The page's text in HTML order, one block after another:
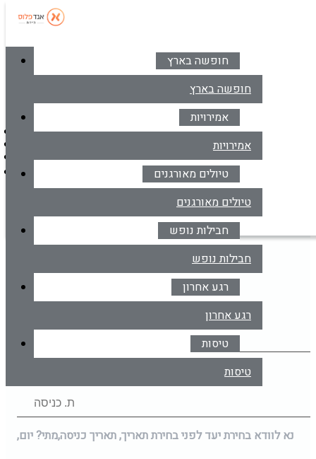
סניפים
דברו איתנו בווטסאפ
חופשה בארץ
חופשה בארץ
אמירויות
אמירויות
טיולים מאורגנים
טיולים מאורגנים
חבילות נופש
חבילות נופש
רגע אחרון
רגע אחרון
טיסות
טיסות
מלונות בישראל
חופשה ברשת מלונות דן
יעד / שם מלון
נא לוודא בחירת יעד לפני בחירת תאריך,תאריך כניסה,מתי? יום,